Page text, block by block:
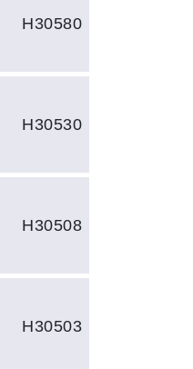
H30580
H30530
H30508
H30503